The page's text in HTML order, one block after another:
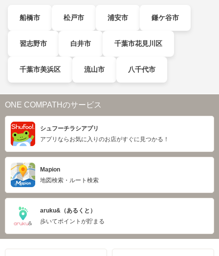
船橋市 松戸市 浦安市 鎌ケ谷市
習志野市 白井市 千葉市花見川区
千葉市美浜区 流山市 八千代市
ONE COMPATHのサービス
シュフーチラシアプリ
アプリならお気に入りのお店がすぐに見つかる！
Mapion
地図検索・ルート検索
aruku&（あるくと）
歩いてポイントが貯まる